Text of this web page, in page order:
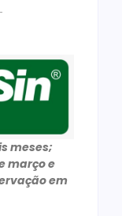
meses;
março e
em